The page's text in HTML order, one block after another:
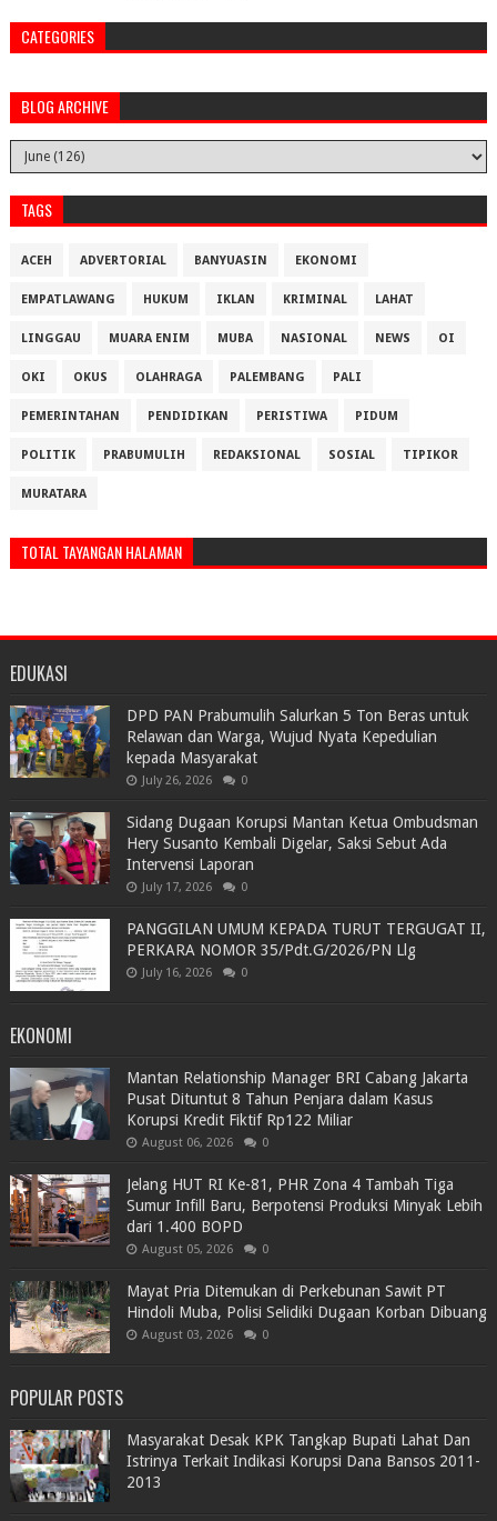
CATEGORIES
BLOG ARCHIVE
TAGS
ACEH ADVERTORIAL BANYUASIN EKONOMI
EMPATLAWANG HUKUM IKLAN KRIMINAL LAHAT
LINGGAU MUARA ENIM MUBA NASIONAL NEWS OI
OKI OKUS OLAHRAGA PALEMBANG PALI
PEMERINTAHAN PENDIDIKAN PERISTIWA PIDUM
POLITIK PRABUMULIH REDAKSIONAL SOSIAL TIPIKOR
MURATARA
TOTAL TAYANGAN HALAMAN
EDUKASI
DPD PAN Prabumulih Salurkan 5 Ton Beras untuk
Relawan dan Warga, Wujud Nyata Kepedulian
kepada Masyarakat
July 26, 2026 0
Sidang Dugaan Korupsi Mantan Ketua Ombudsman
Hery Susanto Kembali Digelar, Saksi Sebut Ada
Intervensi Laporan
July 17, 2026 0
PANGGILAN UMUM KEPADA TURUT TERGUGAT II,
PERKARA NOMOR 35/Pdt.G/2026/PN Llg
July 16, 2026 0
EKONOMI
Mantan Relationship Manager BRI Cabang Jakarta
Pusat Dituntut 8 Tahun Penjara dalam Kasus
Korupsi Kredit Fiktif Rp122 Miliar
August 06, 2026 0
Jelang HUT RI Ke-81, PHR Zona 4 Tambah Tiga
Sumur Infill Baru, Berpotensi Produksi Minyak Lebih
dari 1.400 BOPD
August 05, 2026 0
Mayat Pria Ditemukan di Perkebunan Sawit PT
Hindoli Muba, Polisi Selidiki Dugaan Korban Dibuang
August 03, 2026 0
POPULAR POSTS
Masyarakat Desak KPK Tangkap Bupati Lahat Dan
Istrinya Terkait Indikasi Korupsi Dana Bansos 2011-
2013